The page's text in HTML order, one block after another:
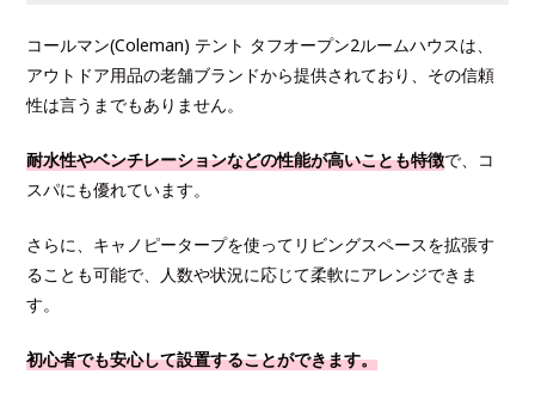
コールマン(Coleman) テント タフオープン2ルームハウスは、
アウトドア用品の老舗ブランドから提供されており、その信頼
性は言うまでもありません。
耐水性やベンチレーションなどの性能が高いことも特徴で、コ
スパにも優れています。
さらに、キャノピータープを使ってリビングスペースを拡張す
ることも可能で、人数や状況に応じて柔軟にアレンジできま
す。
初心者でも安心して設置することができます。